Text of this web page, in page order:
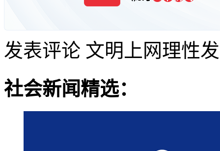
发表评论 文明上网理性
社会新闻精选：